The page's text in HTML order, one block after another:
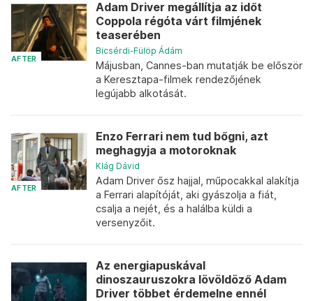
AFTER
Adam Driver megállítja az időt
Coppola régóta várt filmjének
teaserében
Bicsérdi-Fülöp Ádám
Májusban, Cannes-ban mutatják be először
a Keresztapa-filmek rendezőjének
legújabb alkotását.
AFTER
Enzo Ferrari nem tud bőgni, azt
meghagyja a motoroknak
Klág Dávid
Adam Driver ősz hajjal, műpocakkal alakítja
a Ferrari alapítóját, aki gyászolja a fiát,
csalja a nejét, és a halálba küldi a
versenyzőit.
Az energiapuskával
dinoszauruszokra lövöldöző Adam
Driver többet érdemelne ennél